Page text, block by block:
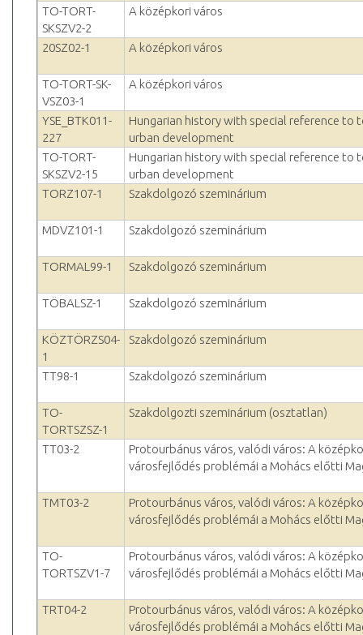
TO-TORT-
SKSZV2-2
A középkori város
20SZ02-1 A középkori város
TO-TORT-SK-
VSZ03-1
A középkori város
YSE_BTK011-
227
Hungarian history with special reference to
urban development
TO-TORT-
SKSZV2-15
Hungarian history with special reference to
urban development
TORZ107-1
Szakdolgozó szeminárium
MDVZ101-1 Szakdolgozó szeminárium
TORMAL99-1 Szakdolgozó szeminárium
TÖBALSZ-1 Szakdolgozó szeminárium
KÖZTÖRZS04-
1
Szakdolgozó szeminárium
TT98-1 Szakdolgozó szeminárium
TO-
TORTSZSZ-1
Szakdolgozti szeminárium (osztatlan)
TT03-2
Protourbánus város, valódi város: A
városfejlődés problémái a Mohács előtti
TMT03-2
Protourbánus város, valódi város: A
városfejlődés problémái a Mohács előtti
TO-
TORTSZV1-7
Protourbánus város, valódi város: A
városfejlődés problémái a Mohács előtti
TRT04-2
Protourbánus város, valódi város: A
városfejlődés problémái a Mohács előtti